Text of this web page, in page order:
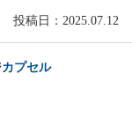
投稿日：2025.07.12
カプセル